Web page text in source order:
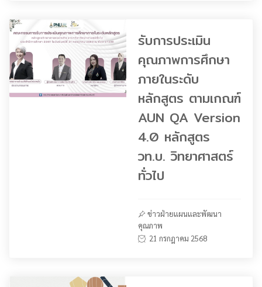
รับการประเมิน
คุณภาพการศึกษา
ภายในระดับ
หลักสูตร ตามเกณฑ์
AUN QA Version
4.0 หลักสูตร
วท.บ. วิทยาศาสตร์
ทั่วไป
ข่าวฝ่ายแผนและพัฒนา
คุณภาพ
21 กรกฎาคม 2568